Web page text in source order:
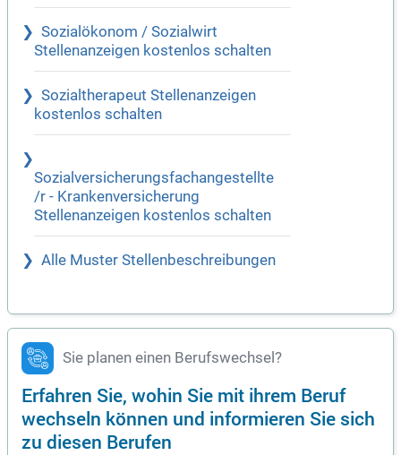
Sozialökonom / Sozialwirt
Stellenanzeigen kostenlos schalten
Sozialtherapeut Stellenanzeigen
kostenlos schalten
Sozialversicherungsfachangestellte
/r - Krankenversicherung
Stellenanzeigen kostenlos schalten
Alle Muster Stellenbeschreibungen
Sie planen einen Berufswechsel?
Erfahren Sie, wohin Sie mit ihrem Beruf
wechseln können und informieren Sie sich
zu diesen Berufen